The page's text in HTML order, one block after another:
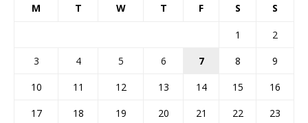
M T W T F S S
1
2
3
4 5 6 7 8
9
10
11 12 13 14 15
16
17
18 19 20 21 22
23